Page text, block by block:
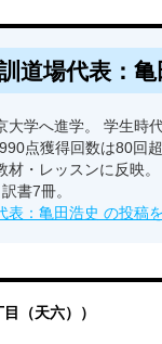
道場代表：
大学へ進学。 学生時
点獲得回数は80回
材・レッスンに反映
書7冊。
表：亀田浩史 の投稿
（天六））